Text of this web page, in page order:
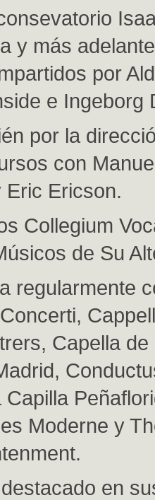
y más adelante
por
e Ingeborg
por la
con
Eric Ericson.
Collegium
de Su
regularmente
Capella de
Moderne y
en